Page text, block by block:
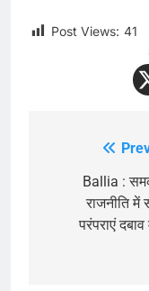
Post Views: 41
navigation
Ballia :
राजनीति में
परंपराएं